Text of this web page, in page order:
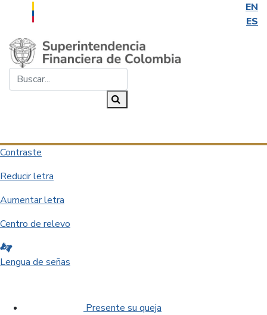
EN
ES
Saltar al contenido principal
Contraste
Reducir letra
Aumentar letra
Centro de relevo
Lengua de señas
Presente su queja